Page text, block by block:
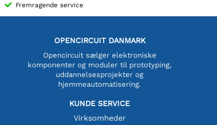
Fremragende service
OPENCIRCUIT DANMARK
Opencircuit sælger elektroniske
komponenter og moduler til prototyping,
uddannelsesprojekter og
hjemmeautomatisering.
KUNDE SERVICE
Virksomheder